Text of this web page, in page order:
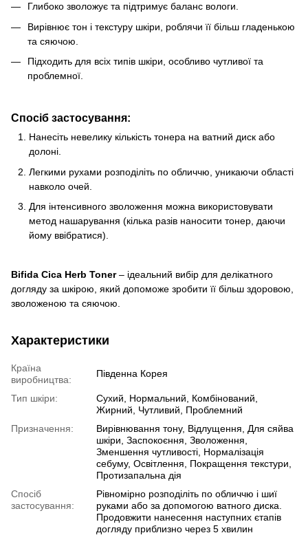
Глибоко зволожує та підтримує баланс вологи.
Вирівнює тон і текстуру шкіри, роблячи її більш гладенькою
та сяючою.
Підходить для всіх типів шкіри, особливо чутливої та
проблемної.
Спосіб застосування:
Нанесіть невелику кількість тонера на ватний диск або
долоні.
Легкими рухами розподіліть по обличчю, уникаючи області
навколо очей.
Для інтенсивного зволоження можна використовувати
метод нашарування (кілька разів наносити тонер, даючи
йому ввібратися).
Bifida Cica Herb Toner– ідеальний вибір для делікатного
догляду за шкірою, який допоможе зробити її більш здоровою,
зволоженою та сяючою.
Характеристики
Країна
виробництва:
Південна Корея
Тип шкіри:
Сухий, Нормальний, Комбінований,
Жирний, Чутливий, Проблемний
Призначення:
Вирівнювання тону, Відлущення, Для сяйва
шкіри, Заспокоєння, Зволоження,
Зменшення чутливості, Нормалізація
себуму, Освітлення, Покращення текстури,
Протизапальна дія
Спосіб
застосування:
Рівномірно розподіліть по обличчю і шиї
руками або за допомогою ватного диска.
Продовжити нанесення наступних єтапів
догляду приблизно через 5 хвилин